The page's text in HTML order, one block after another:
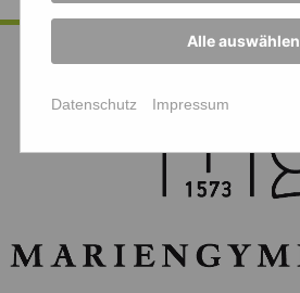
Alle auswählen
Datenschutz Impressum